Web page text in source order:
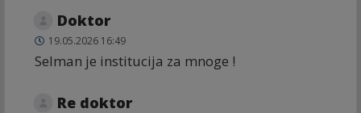
Doktor
19.05.2026 16:49
Selman je institucija za mnoge !
Re doktor